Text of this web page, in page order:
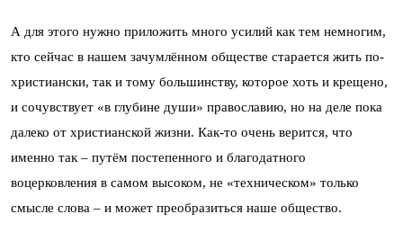
А для этого нужно приложить много усилий как тем немногим,
кто сейчас в нашем зачумлённом обществе старается жить по-
христиански, так и тому большинству, которое хоть и крещено,
и сочувствует «в глубине души» православию, но на деле пока
далеко от христианской жизни. Как-то очень верится, что
именно так – путём постепенного и благодатного
воцерковления в самом высоком, не «техническом» только
смысле слова – и может преобразиться наше общество.